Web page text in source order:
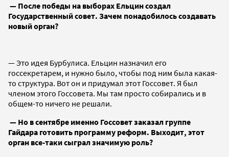
— После победы на выборах Ельцин создал
Государственный совет. Зачем понадобилось создавать
новый орган?
— Это идея Бурбулиса. Ельцин назначил его
госсекретарем, и нужно было, чтобы под ним была какая-
то структура. Вот он и придумал этот Госсовет. Я был
членом этого Госсовета. Мы там просто собирались и в
общем-то ничего не решали.
— Но в сентябре именно Госсовет заказал группе
Гайдара готовить программу реформ. Выходит, этот
орган все-таки сыграл значимую роль?